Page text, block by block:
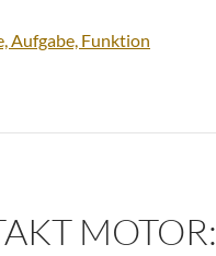
Aufgabe, Funktion
MOTOR: